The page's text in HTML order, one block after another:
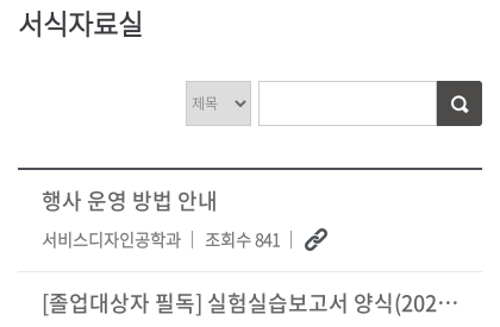
서식자료실
행사 운영 방법 안내
서비스디자인공학과 조회수 841
[졸업대상자 필독] 실험실습보고서 양식(2025. 3.)